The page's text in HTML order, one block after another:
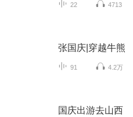
22 4713
张国庆|穿越牛熊
91 4.2万
国庆出游去山西